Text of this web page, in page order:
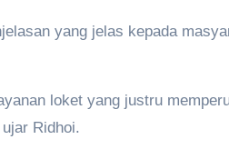
yang jelas kepada
loket yang justru
Ridhoi.